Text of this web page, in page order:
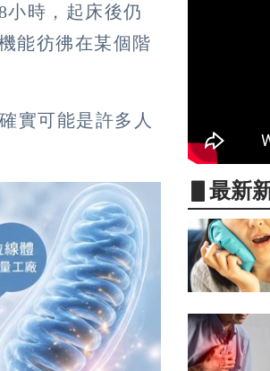
時，起床後仍
能彷彿在某個階
實可能是許多人
▋最新